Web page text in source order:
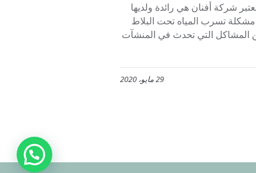
المياة والكشف عنها شركة كشف تسربات المياة 0507273739 تعتبر شركة أفنان هي رائدة ولديها
تسرب المياه تحت البلاط
المشاكل التي تحدث في المنشآت
29 مايو، 2020